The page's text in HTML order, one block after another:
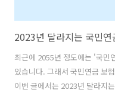
2023년 달라지는 국민
최근에 2055년 정도에는 '국민
있습니다. 그래서 국민연금 보
이번 글에서는 2023년 달라지